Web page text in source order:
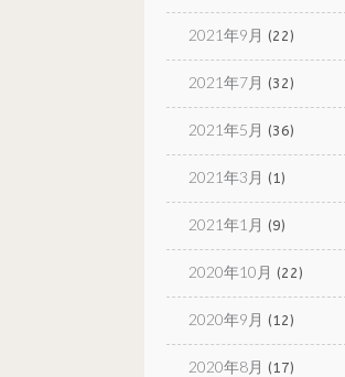
2021年9月 (22)
2021年7月 (32)
2021年5月 (36)
2021年3月 (1)
2021年1月 (9)
2020年10月 (22)
2020年9月 (12)
2020年8月 (17)